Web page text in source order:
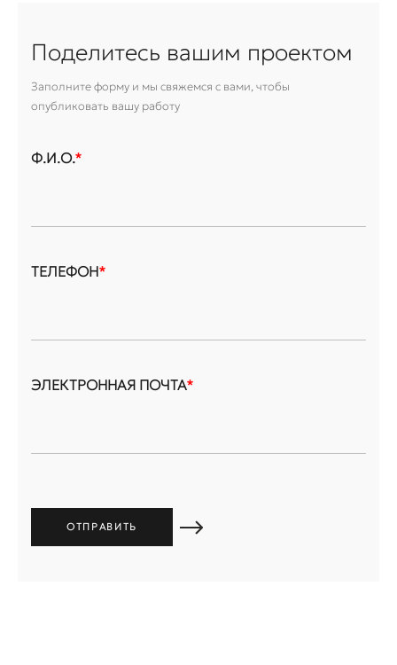
Поделитесь вашим проектом
Заполните форму и мы свяжемся с вами, чтобы
опубликовать вашу работу
Ф.И.О.*
ТЕЛЕФОН*
ЭЛЕКТРОННАЯ ПОЧТА*